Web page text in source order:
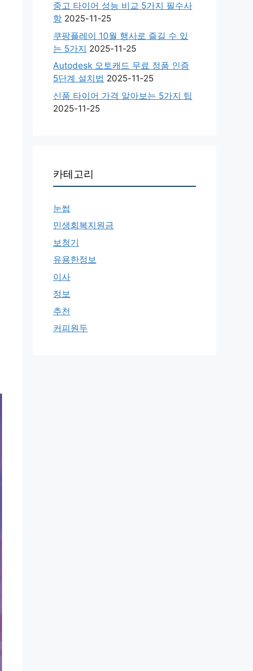
중고 타이어 성능 비교 5가지 필수사
항 2025-11-25
쿠팡플레이 10월 행사로 즐길 수 있
는 5가지 2025-11-25
Autodesk 오토캐드 무료 정품 인증
5단계 설치법 2025-11-25
신품 타이어 가격 알아보는 5가지 팁
2025-11-25
카테고리
눈썹
민생회복지원금
보청기
유용한정보
이사
정보
추천
커피원두